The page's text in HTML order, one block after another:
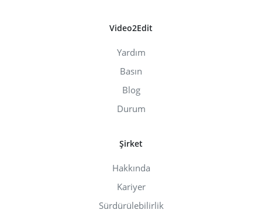
Video2Edit
Yardım
Basın
Blog
Durum
Şirket
Hakkında
Kariyer
Sürdürülebilirlik